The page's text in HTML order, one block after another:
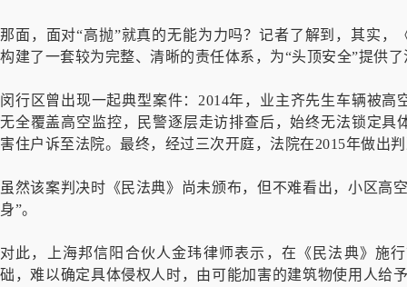
那面，面对“高抛”就真的无能为力吗？记者了解到，其实
构建了一套较为完整、清晰的责任体系，为“头顶安全”提供
闵行区曾出现一起典型案件：2014年，业主齐先生车辆被
无全覆盖高空监控，民警逐层走访排查后，始终无法锁定
害住户诉至法院。最终，经过三次开庭，法院在2015年做出
虽然该案判决时《民法典》尚未颁布，但不难看出，小区高
身”。
对此，上海邦信阳合伙人金玮律师表示，在《民法典》施
础，难以确定具体侵权人时，由可能加害的建筑物使用人给